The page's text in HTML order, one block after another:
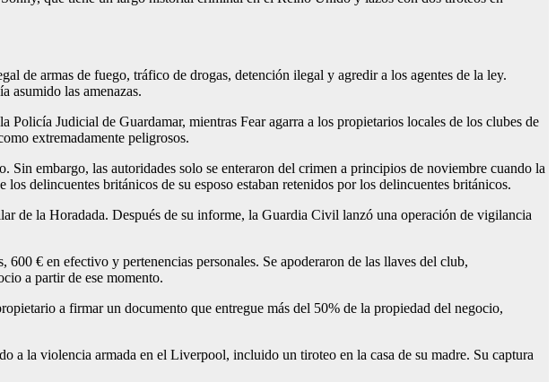
de armas de fuego, tráfico de drogas, detención ilegal y agredir a los agentes de la ley.
asumido las amenazas.
Judicial de Guardamar, mientras Fear agarra a los propietarios locales de los clubes de
extremadamente peligrosos.
embargo, las autoridades solo se enteraron del crimen a principios de noviembre cuando la
delincuentes británicos de su esposo estaban retenidos por los delincuentes británicos.
de la Horadada. Después de su informe, la Guardia Civil lanzó una operación de vigilancia
€ en efectivo y pertenencias personales. Se apoderaron de las llaves del club,
a partir de ese momento.
a firmar un documento que entregue más del 50% de la propiedad del negocio,
a la violencia armada en el Liverpool, incluido un tiroteo en la casa de su madre. Su captura